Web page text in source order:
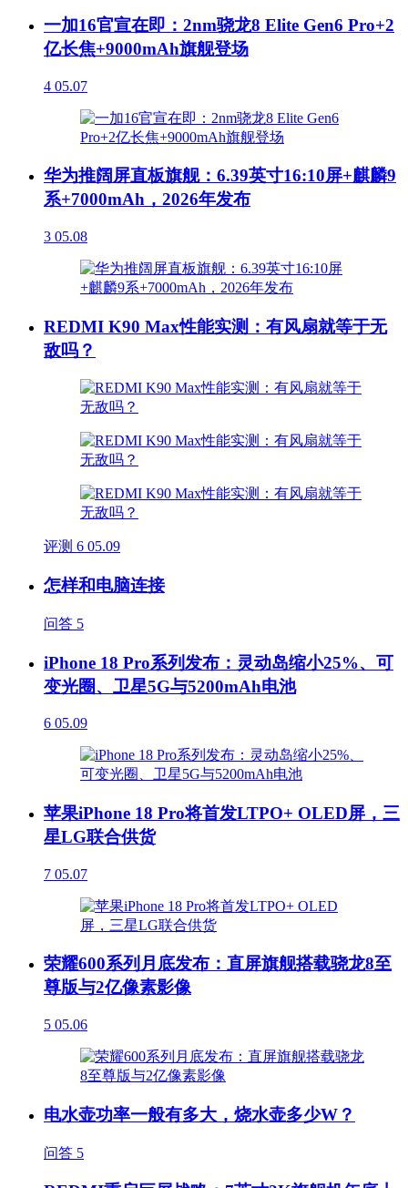
一加16官宣在即：2nm骁龙8 Elite Gen6 Pro+2
亿长焦+9000mAh旗舰登场
4 05.07
华为推阔屏直板旗舰：6.39英寸16:10屏+麒麟9
系+7000mAh，2026年发布
3 05.08
REDMI K90 Max性能实测：有风扇就等于无
敌吗？
评测 6 05.09
怎样和电脑连接
问答 5
iPhone 18 Pro系列发布：灵动岛缩小25%、可
变光圈、卫星5G与5200mAh电池
6 05.09
苹果iPhone 18 Pro将首发LTPO+ OLED屏，三
星LG联合供货
7 05.07
荣耀600系列月底发布：直屏旗舰搭载骁龙8至
尊版与2亿像素影像
5 05.06
电水壶功率一般有多大，烧水壶多少W？
问答 5